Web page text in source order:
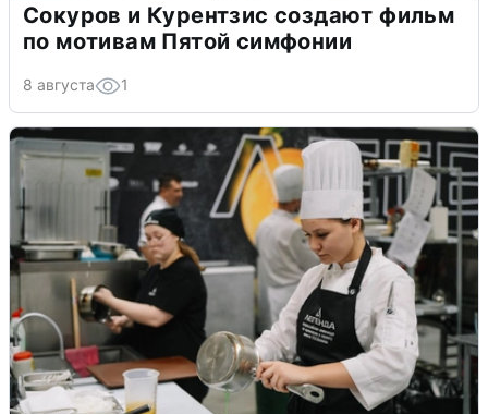
Сокуров и Курентзис создают фильм
по мотивам Пятой симфонии
8 августа 1